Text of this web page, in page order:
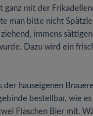
mit der
man bitte nicht Spätzle
immens
Dazu wird ein
hauseigenen
bestellbar, wie es
Flaschen Bier mit.